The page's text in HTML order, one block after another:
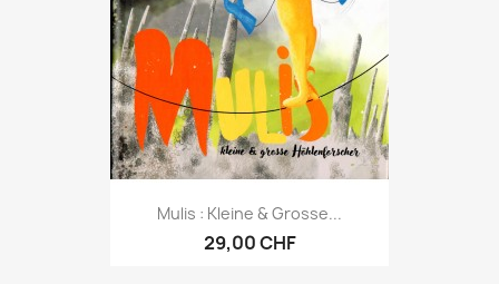
Mulis : Kleine & Grosse...
29,00 CHF